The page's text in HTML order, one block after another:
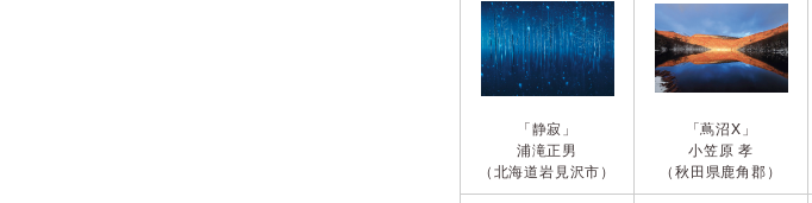
「静寂」
浦滝正男
（北海道岩見沢市）
「蔦沼X」
小笠原 孝
（秋田県鹿角郡）